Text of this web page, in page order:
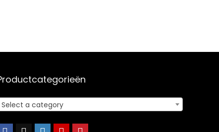
Select a category